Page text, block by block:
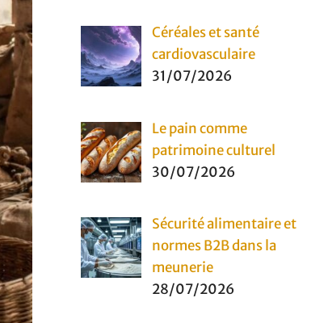
Céréales et santé
cardiovasculaire
31/07/2026
Le pain comme
patrimoine culturel
30/07/2026
Sécurité alimentaire et
normes B2B dans la
meunerie
28/07/2026